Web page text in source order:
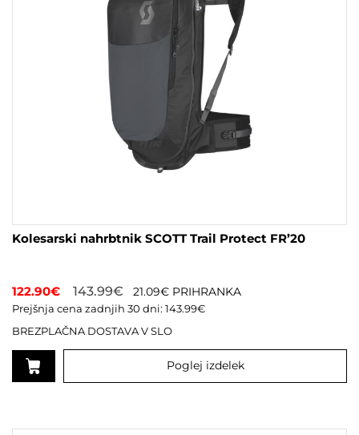
Kolesarski nahrbtnik SCOTT Trail Protect FR’20
122.90€ 143.99€ 21.09€ PRIHRANKA
Prejšnja cena zadnjih 30 dni: 143.99€
BREZPLAČNA DOSTAVA V SLO
Poglej izdelek